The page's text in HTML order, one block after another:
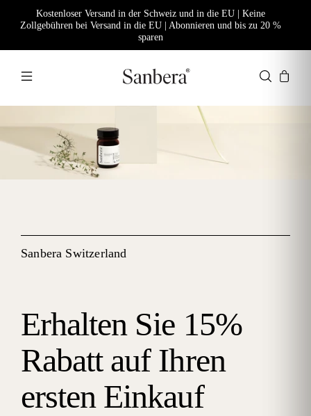
Kostenloser Versand in der Schweiz und in die EU | Keine
Zollgebühren bei Versand in die EU | Abonnieren und bis zu 20 %
sparen
Sanbera Switzerland
Erhalten Sie 15%
Rabatt auf Ihren
ersten Einkauf